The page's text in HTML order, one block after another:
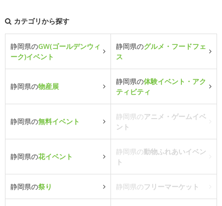
カテゴリから探す
静岡県のGW(ゴールデンウィ
ーク)イベント
静岡県のグルメ・フードフェ
ス
静岡県の物産展
静岡県の体験イベント・アク
ティビティ
静岡県の無料イベント
静岡県のアニメ・ゲームイベ
ント
静岡県の花イベント
静岡県の動物ふれあいイベン
ト
静岡県の祭り 静岡県のフリーマーケット